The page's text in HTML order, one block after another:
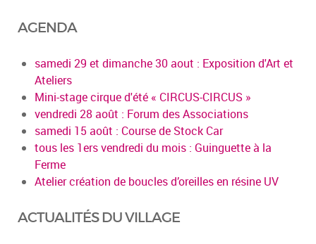
AGENDA
samedi 29 et dimanche 30 aout : Exposition d'Art et
Ateliers
Mini-stage cirque d'été « CIRCUS-CIRCUS »
vendredi 28 août : Forum des Associations
samedi 15 août : Course de Stock Car
tous les 1ers vendredi du mois : Guinguette à la
Ferme
Atelier création de boucles d’oreilles en résine UV
ACTUALITÉS DU VILLAGE